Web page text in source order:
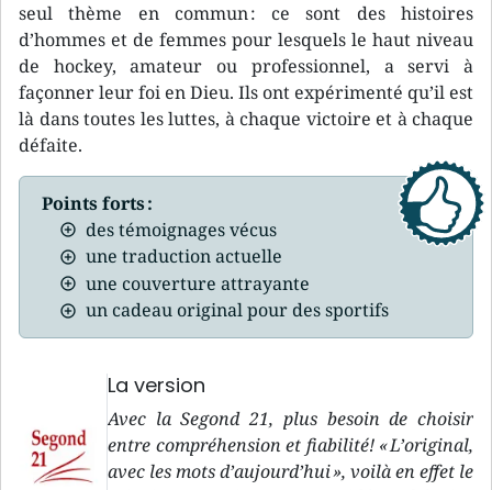
seul thème en commun : ce sont des histoires
d’hommes et de femmes pour lesquels le haut niveau
de hockey, amateur ou professionnel, a servi à
façonner leur foi en Dieu. Ils ont expérimenté qu’il est
là dans toutes les luttes, à chaque victoire et à chaque
défaite.
Points forts :
des témoignages vécus
une traduction actuelle
une couverture attrayante
un cadeau original pour des sportifs
La version
Avec la Segond 21, plus besoin de choisir
entre compréhension et fiabilité! « L’original,
avec les mots d’aujourd’hui », voilà en effet le